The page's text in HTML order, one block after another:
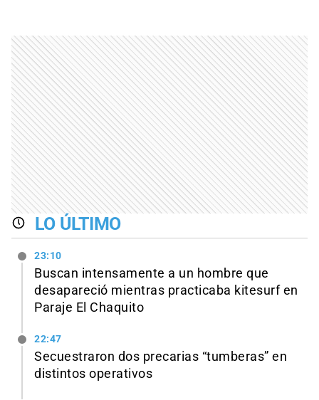
LO ÚLTIMO
23:10
Buscan intensamente a un hombre que
desapareció mientras practicaba kitesurf en
Paraje El Chaquito
22:47
Secuestraron dos precarias “tumberas” en
distintos operativos